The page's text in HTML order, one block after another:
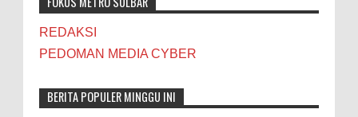
REDAKSI
PEDOMAN MEDIA CYBER
BERITA POPULER MINGGU INI